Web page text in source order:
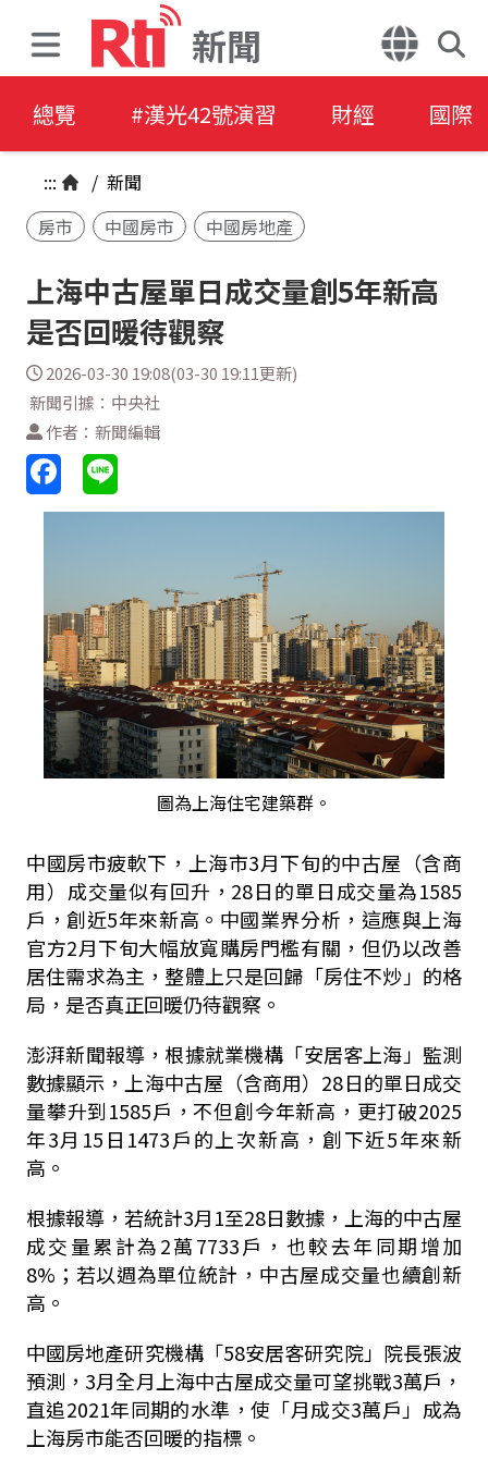
新聞
總覽 #漢光42號演習 財經 國際
::: / 新聞
房市
中國房市 中國房地產
上海中古屋單日成交量創5年新高
是否回暖待觀察
2026-03-30 19:08(03-30 19:11更新)
新聞引據：中央社
作者：新聞編輯
圖為上海住宅建築群。
中國房市疲軟下，上海市3月下旬的中古屋（含商
用）成交量似有回升，28日的單日成交量為1585
戶，創近5年來新高。中國業界分析，這應與上海
官方2月下旬大幅放寬購房門檻有關，但仍以改善
居住需求為主，整體上只是回歸「房住不炒」的格
局，是否真正回暖仍待觀察。
澎湃新聞報導，根據就業機構「安居客上海」監測
數據顯示，上海中古屋（含商用）28日的單日成交
量攀升到1585戶，不但創今年新高，更打破2025
年3月15日1473戶的上次新高，創下近5年來新
高。
根據報導，若統計3月1至28日數據，上海的中古屋
成交量累計為2萬7733戶，也較去年同期增加
8%；若以週為單位統計，中古屋成交量也續創新
高。
中國房地產研究機構「58安居客研究院」院長張波
預測，3月全月上海中古屋成交量可望挑戰3萬戶，
直追2021年同期的水準，使「月成交3萬戶」成為
上海房市能否回暖的指標。